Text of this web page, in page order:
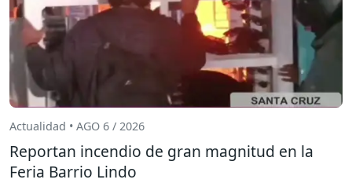
Actualidad • AGO 6 / 2026
Reportan incendio de gran magnitud en la
Feria Barrio Lindo